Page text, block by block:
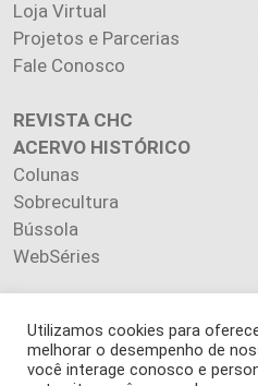
Loja Virtual
Projetos e Parcerias
Fale Conosco
REVISTA CHC
ACERVO HISTÓRICO
Colunas
Sobrecultura
Bússola
WebSéries
Copyright 2026 INSTITUTO
Utilizamos cookies para
melhorar o desempenho de
você interage conosco e